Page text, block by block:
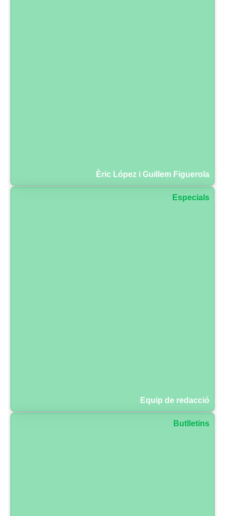
Èric López i Guillem Figuerola
Especials
Equip de redacció
Butlletins